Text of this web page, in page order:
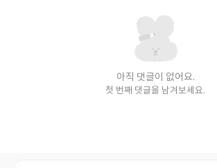
아직 댓글이 없어요.
첫 번째 댓글을 남겨보세요.